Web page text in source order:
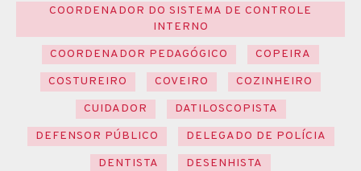
COORDENADOR DO SISTEMA DE CONTROLE
INTERNO
COORDENADOR PEDAGÓGICO
COPEIRA
COSTUREIRO
COVEIRO
COZINHEIRO
CUIDADOR
DATILOSCOPISTA
DEFENSOR PÚBLICO
DELEGADO DE POLÍCIA
DENTISTA
DESENHISTA